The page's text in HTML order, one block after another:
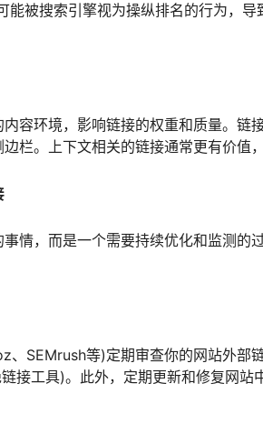
能被搜索引擎视为操纵排名的行为，
容环境，影响链接的权重和质量。链
栏。上下文相关的链接通常更有价值
情，而是一个需要持续优化和监测的
、SEMrush等)定期审查你的网站外部
接工具)。此外，定期更新和修复网站